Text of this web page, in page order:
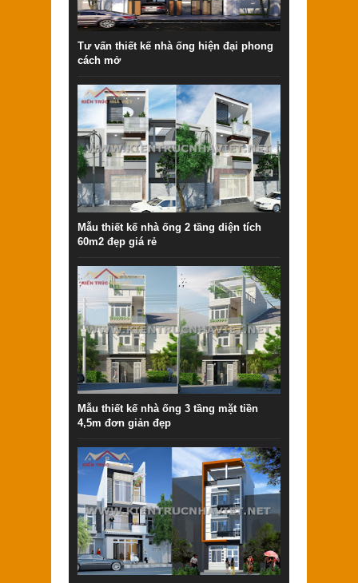
Tư vấn thiết kế nhà ống hiện đại phong
cách mở
Mẫu thiết kế nhà ống 2 tầng diện tích
60m2 đẹp giá rẻ
Mẫu thiết kế nhà ống 3 tầng mặt tiền
4,5m đơn giản đẹp